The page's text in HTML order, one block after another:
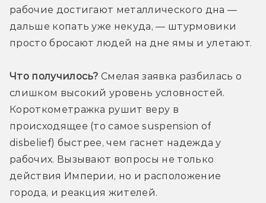
рабочие достигают металлического дна —
дальше копать уже некуда, — штурмовики
просто бросают людей на дне ямы и улетают.
Что получилось? Смелая заявка разбилась о
слишком высокий уровень условностей.
Короткометражка рушит веру в
происходящее (то самое suspension of
disbelief) быстрее, чем гаснет надежда у
рабочих. Вызывают вопросы не только
действия Империи, но и расположение
города, и реакция жителей.